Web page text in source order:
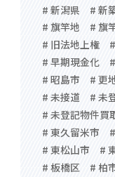
# 新潟県
# 新
# 旗竿地
# 旗
# 旧法地上権
# 早期現金化
# 昭島市
# 更
# 未接道
# 未
# 未登記物件買
# 東久留米市
# 東松山市
#
# 板橋区
# 柏